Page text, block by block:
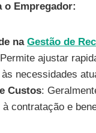
o Empregador:
na Gestão de
ajustar
necessidades
Custos:
contratação e